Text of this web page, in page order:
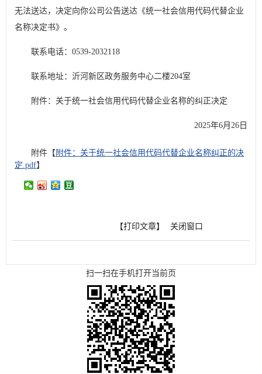
无法送达，决定向你公司公告送达《统一社会信用代码代替企业
名称决定书》。
联系电话：0539-2032118
联系地址：沂河新区政务服务中心二楼204室
附件：关于统一社会信用代码代替企业名称的纠正决定
2025年6月26日
附件【 附件：关于统一社会信用代码代替企业名称纠正的决
定.pdf】
【打印文章】 关闭窗口
扫一扫在手机打开当前页